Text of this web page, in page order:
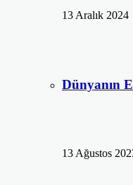
13 Aralık 2024
Dünyanın
13 Ağustos